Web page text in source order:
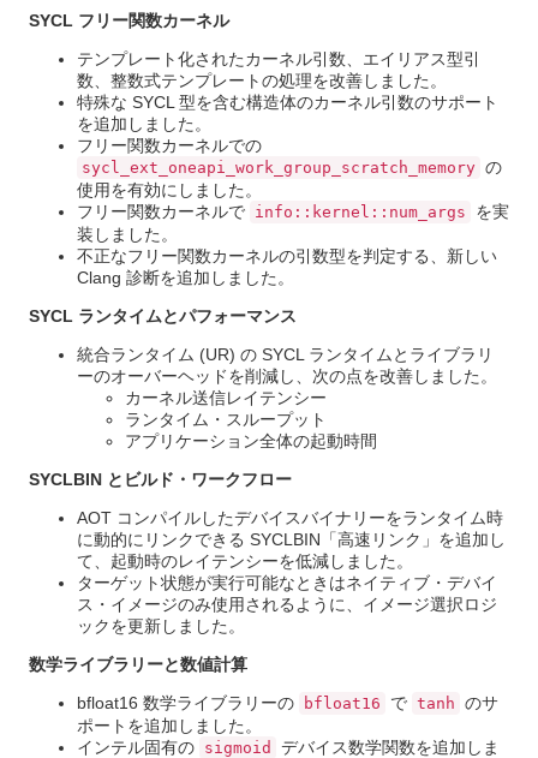
SYCL フリー関数カーネル
テンプレート化されたカーネル引数、エイリアス型引
数、整数式テンプレートの処理を改善しました。
特殊な SYCL 型を含む構造体のカーネル引数のサポート
を追加しました。
フリー関数カーネルでの
sycl_ext_oneapi_work_group_scratch_memory の
使用を有効にしました。
フリー関数カーネルで info::kernel::num_args
を実
装しました。
不正なフリー関数カーネルの引数型を判定する、新しい
Clang 診断を追加しました。
SYCL ランタイムとパフォーマンス
統合ランタイム (UR) の SYCL ランタイムとライブラリ
ーのオーバーヘッドを削減し、次の点を改善しました。
カーネル送信レイテンシー
ランタイム・スループット
アプリケーション全体の起動時間
SYCLBIN とビルド・ワークフロー
AOT コンパイルしたデバイスバイナリーをランタイム時
に動的にリンクできる SYCLBIN「高速リンク」を追加し
て、起動時のレイテンシーを低減しました。
ターゲット状態が実行可能なときはネイティブ・デバイ
ス・イメージのみ使用されるように、イメージ選択ロジ
ックを更新しました。
数学ライブラリーと数値計算
bfloat16 数学ライブラリーの
bfloat16 で tanh のサ
ポートを追加しました。
インテル固有の sigmoid
デバイス数学関数を追加しま